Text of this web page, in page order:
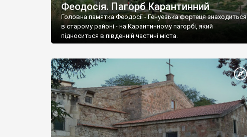
Феодосія. Пагорб Карантинний
Головна памятка Феодосії - Генуезька фортеця знаходиться
в старому районі - на Карантинному пагорбі, який
підноситься в південній частині міста.